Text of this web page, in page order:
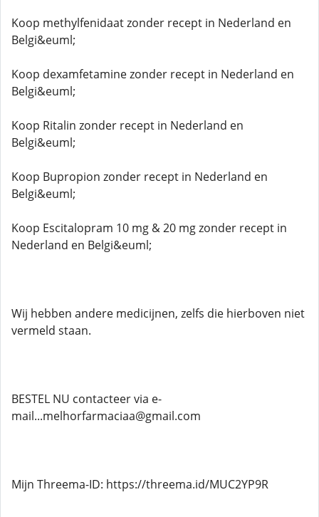
Koop methylfenidaat zonder recept in Nederland en
Belgi&euml;
Koop dexamfetamine zonder recept in Nederland en
Belgi&euml;
Koop Ritalin zonder recept in Nederland en
Belgi&euml;
Koop Bupropion zonder recept in Nederland en
Belgi&euml;
Koop Escitalopram 10 mg & 20 mg zonder recept in
Nederland en Belgi&euml;
Wij hebben andere medicijnen, zelfs die hierboven niet
vermeld staan.
BESTEL NU contacteer via e-
mail...melhorfarmaciaa@gmail.com
Mijn Threema-ID: https://threema.id/MUC2YP9R